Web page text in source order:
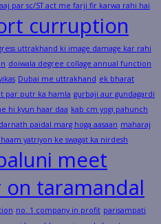
par sc/ST act me farji fir karwa rahi hai
curruption
uttrakhand ki image damage kar rahi
doiwala degree collage annual function
Dubai me uttrakhand ek bharat
par putr ka hamla gurbaji aur gundagardi
hi kyun haar daa kab cm yogi pahunch
paidal marg hoga aasaan maharaj
yatriyon ke swagat ka nirdesh
meet
taramandal
no. 1 company in profit parisampati